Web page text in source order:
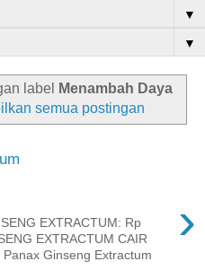
▼
▼
label
Menambah Daya
semua postingan
›
EXTRACTUM: Rp
EXTRACTUM CAIR
Ginseng Extractum